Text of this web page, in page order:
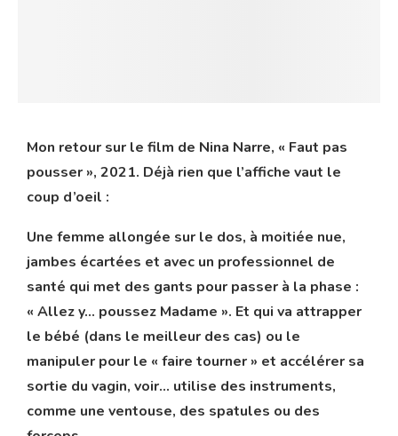
Mon retour sur le film de Nina Narre, « Faut pas
pousser », 2021. Déjà rien que l’affiche vaut le
coup d’oeil :
Une femme allongée sur le dos, à moitiée nue,
jambes écartées et avec un professionnel de
santé qui met des gants pour passer à la phase :
« Allez y… poussez Madame ». Et qui va attrapper
le bébé (dans le meilleur des cas) ou le
manipuler pour le « faire tourner » et accélérer sa
sortie du vagin, voir… utilise des instruments,
comme une ventouse, des spatules ou des